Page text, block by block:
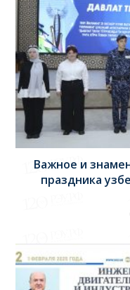
Важное и
праздника